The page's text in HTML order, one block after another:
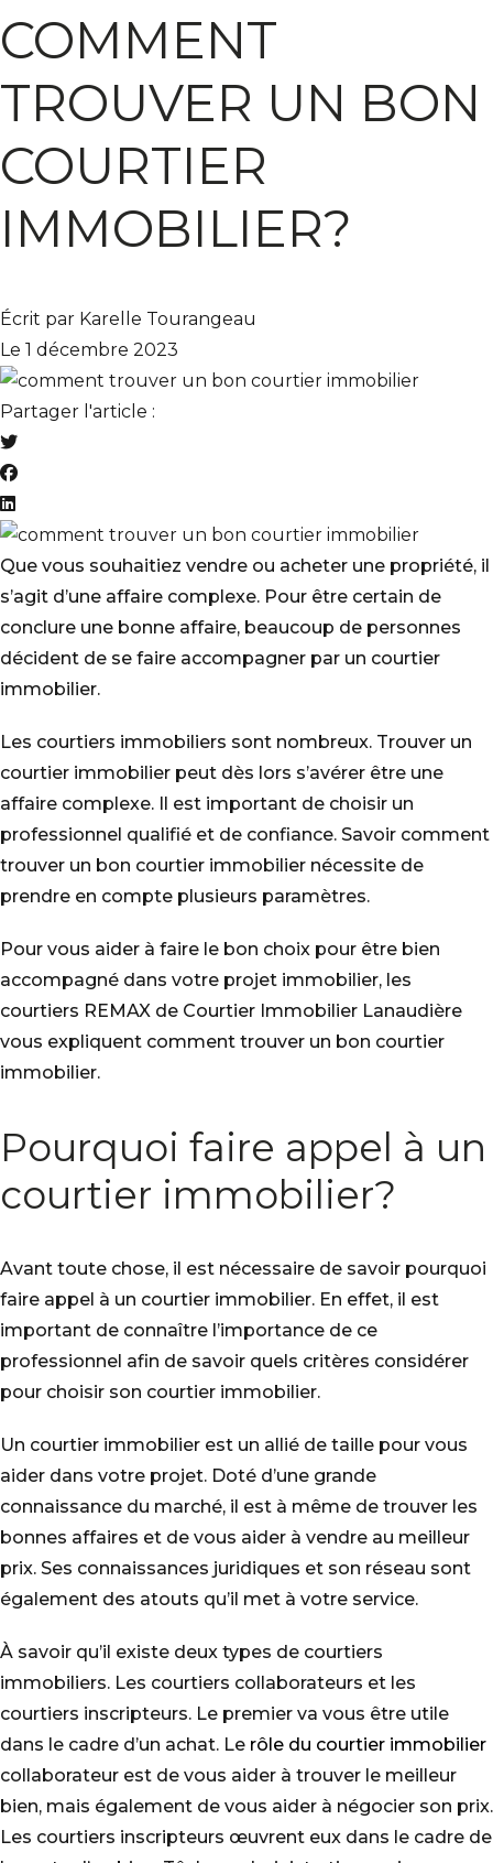
COMMENT
TROUVER UN BON
COURTIER
IMMOBILIER?
Écrit par Karelle Tourangeau
Le 1 décembre 2023
Partager l'article :
Que vous souhaitiez vendre ou acheter une propriété, il
s’agit d’une affaire complexe. Pour être certain de
conclure une bonne affaire, beaucoup de personnes
décident de se faire accompagner par un courtier
immobilier.
Les courtiers immobiliers sont nombreux. Trouver un
courtier immobilier peut dès lors s’avérer être une
affaire complexe. Il est important de choisir un
professionnel qualifié et de confiance. Savoir comment
trouver un bon courtier immobilier nécessite de
prendre en compte plusieurs paramètres.
Pour vous aider à faire le bon choix pour être bien
accompagné dans votre projet immobilier, les
courtiers REMAX de Courtier Immobilier Lanaudière
vous expliquent comment trouver un bon courtier
immobilier.
Pourquoi faire appel à un
courtier immobilier?
Avant toute chose, il est nécessaire de savoir pourquoi
faire appel à un courtier immobilier. En effet, il est
important de connaître l’importance de ce
professionnel afin de savoir quels critères considérer
pour choisir son courtier immobilier.
Un courtier immobilier est un allié de taille pour vous
aider dans votre projet. Doté d’une grande
connaissance du marché, il est à même de trouver les
bonnes affaires et de vous aider à vendre au meilleur
prix. Ses connaissances juridiques et son réseau sont
également des atouts qu’il met à votre service.
À savoir qu’il existe deux types de courtiers
immobiliers. Les courtiers collaborateurs et les
courtiers inscripteurs. Le premier va vous être utile
dans le cadre d’un achat. Le rôle du courtier immobilier
collaborateur est de vous aider à trouver le meilleur
bien, mais également de vous aider à négocier son prix.
Les courtiers inscripteurs œuvrent eux dans le cadre de